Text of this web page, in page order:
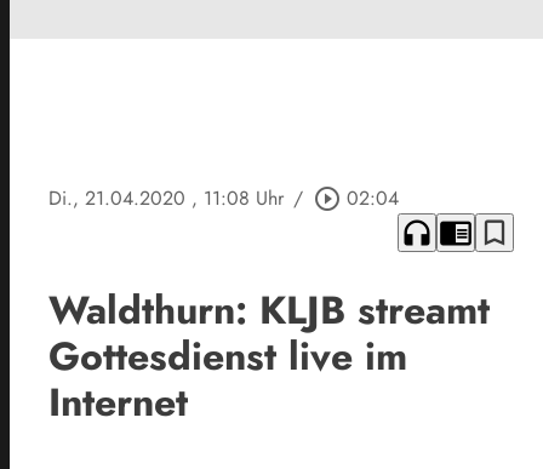
Di., 21.04.2020 , 11:08 Uhr / play_circle_outline 02:04
headphones chrome_reader_mode bookmark_border
Waldthurn: KLJB streamt
Gottesdienst live im
Internet